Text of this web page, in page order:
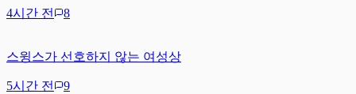
4시간 전 8
스윙스가 선호하지 않는 여성상
5시간 전 9